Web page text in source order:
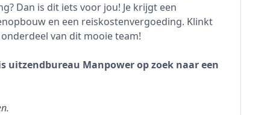
Dan is dit iets voor jou! Je krijgt een
en een reiskostenvergoeding. Klinkt
van dit mooie team!
uitzendbureau Manpower op zoek naar een